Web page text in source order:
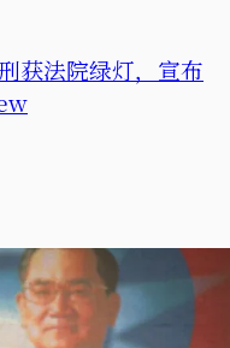
获法院绿灯，宣布